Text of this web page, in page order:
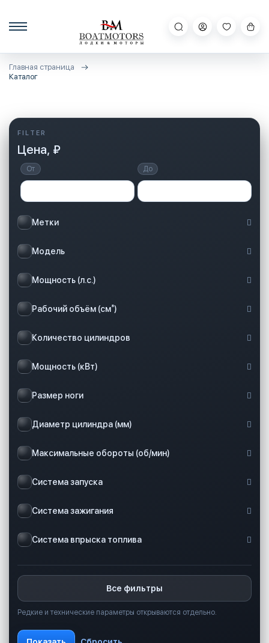
Главная страница
Каталог
Цена, ₽
От До
Метки
Модель
Мощность (л.с.)
Рабочий объём (см³)
Количество цилиндров
Мощность (кВт)
Размер ноги
Диаметр цилиндра (мм)
Максимальные обороты (об/мин)
Система запуска
Система зажигания
Система впрыска топлива
Все фильтры
Редкие и технические параметры открываются отдельно.